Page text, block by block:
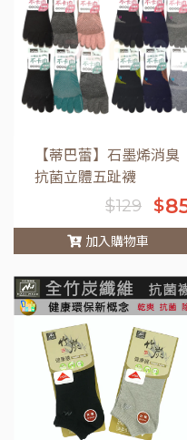
【蒂巴蕾】石墨烯消臭
抗菌立體五趾襪
$129 $
加入購物車